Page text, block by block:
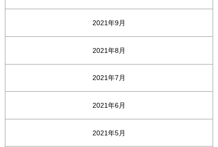
2021年9月
2021年8月
2021年7月
2021年6月
2021年5月